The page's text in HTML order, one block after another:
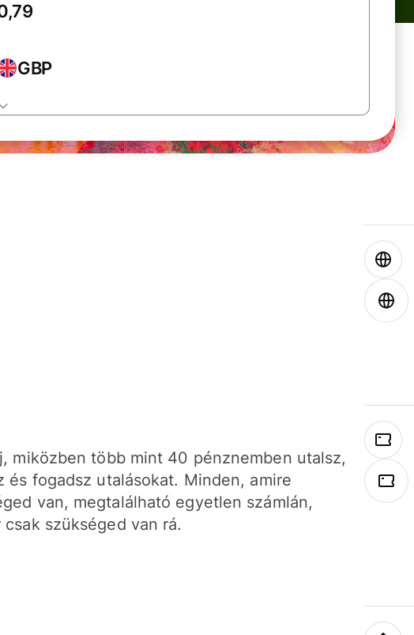
GBP
miközben több mint 40 pénznemben utalsz,
és fogadsz utalásokat. Minden, amire
van, megtalálható egyetlen számlán,
csak szükséged van rá.